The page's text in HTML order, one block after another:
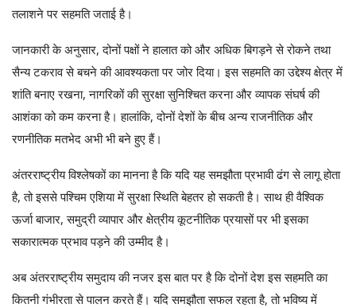
तलाशने पर सहमति जताई है।
जानकारी के अनुसार, दोनों पक्षों ने हालात को और अधिक बिगड़ने से रोकने तथा
सैन्य टकराव से बचने की आवश्यकता पर जोर दिया। इस सहमति का उद्देश्य क्षेत्र में
शांति बनाए रखना, नागरिकों की सुरक्षा सुनिश्चित करना और व्यापक संघर्ष की
आशंका को कम करना है। हालांकि, दोनों देशों के बीच अन्य राजनीतिक और
रणनीतिक मतभेद अभी भी बने हुए हैं।
अंतरराष्ट्रीय विश्लेषकों का मानना है कि यदि यह समझौता प्रभावी ढंग से लागू होता
है, तो इससे पश्चिम एशिया में सुरक्षा स्थिति बेहतर हो सकती है। साथ ही वैश्विक
ऊर्जा बाजार, समुद्री व्यापार और क्षेत्रीय कूटनीतिक प्रयासों पर भी इसका
सकारात्मक प्रभाव पड़ने की उम्मीद है।
अब अंतरराष्ट्रीय समुदाय की नजर इस बात पर है कि दोनों देश इस सहमति का
कितनी गंभीरता से पालन करते हैं। यदि समझौता सफल रहता है, तो भविष्य में